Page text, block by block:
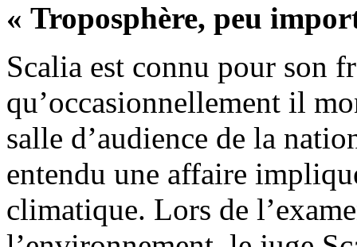
« Troposphère, peu
Scalia est connu pour son
qu’occasionnellement il
salle d’audience de la
entendu une affaire
climatique. Lors de